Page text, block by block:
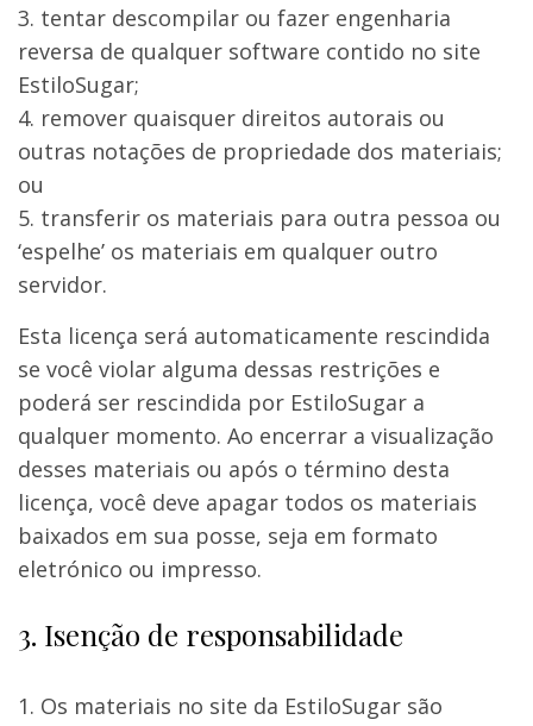
tentar descompilar ou fazer engenharia
reversa de qualquer software contido no site
EstiloSugar;
remover quaisquer direitos autorais ou
outras notações de propriedade dos materiais;
ou
transferir os materiais para outra pessoa ou
‘espelhe’ os materiais em qualquer outro
servidor.
Esta licença será automaticamente rescindida
se você violar alguma dessas restrições e
poderá ser rescindida por EstiloSugar a
qualquer momento. Ao encerrar a visualização
desses materiais ou após o término desta
licença, você deve apagar todos os materiais
baixados em sua posse, seja em formato
eletrónico ou impresso.
3. Isenção de responsabilidade
Os materiais no site da EstiloSugar são